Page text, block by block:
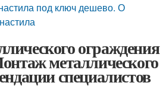
под ключ дешево. О
ограждения
металлического
специалистов